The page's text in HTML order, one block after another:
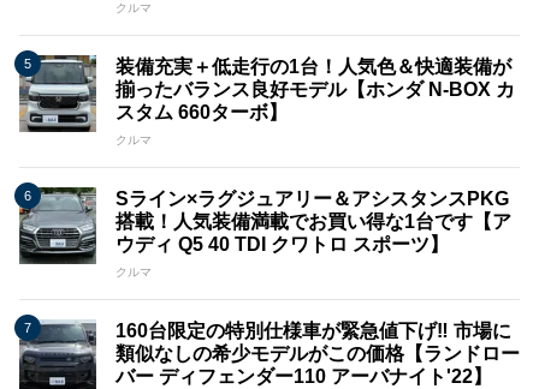
クルマ
装備充実＋低走行の1台！人気色＆快適装備が
揃ったバランス良好モデル【ホンダ N-BOX カ
スタム 660ターボ】
クルマ
Sライン×ラグジュアリー＆アシスタンスPKG
搭載！人気装備満載でお買い得な1台です【ア
ウディ Q5 40 TDI クワトロ スポーツ】
クルマ
160台限定の特別仕様車が緊急値下げ‼ 市場に
類似なしの希少モデルがこの価格【ランドロー
バー ディフェンダー110 アーバナイト'22】